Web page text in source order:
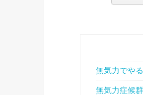
無気力でや
無気力症候